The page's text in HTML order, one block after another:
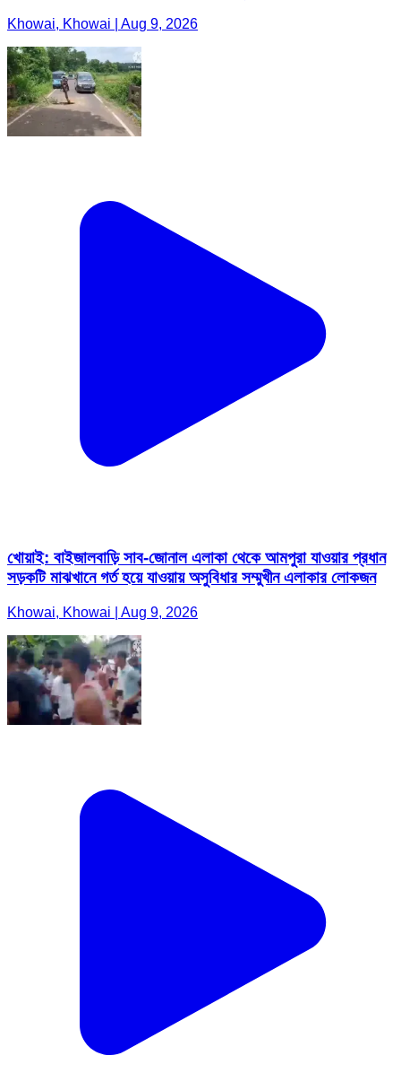
Khowai, Khowai | Aug 9, 2026
খোয়াই: বাইজালবাড়ি সাব-জোনাল এলাকা থেকে আমপুরা যাওয়ার প্রধান
সড়কটি মাঝখানে গর্ত হয়ে যাওয়ায় অসুবিধার সম্মুখীন এলাকার লোকজন
Khowai, Khowai | Aug 9, 2026